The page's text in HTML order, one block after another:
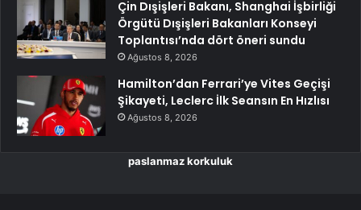
Çin Dışişleri Bakanı, Shanghai İşbirliği
Örgütü Dışişleri Bakanları Konseyi
Toplantısı’nda dört öneri sundu
Ağustos 8, 2026
Hamilton’dan Ferrari’ye Vites Geçişi
Şikayeti, Leclerc İlk Seansın En Hızlısı
Ağustos 8, 2026
paslanmaz korkuluk